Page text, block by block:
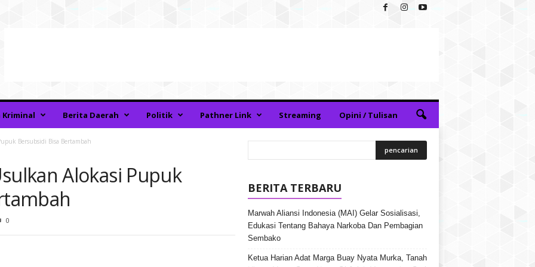
Kriminal Berita Daerah Politik Pathner Link Streaming Opini / Tulisan
Bersubsidi Bisa Bertambah
Alokasi Pupuk
0
BERITA TERBARU
Marwah Aliansi Indonesia (MAI) Gelar Sosialisasi,
Edukasi Tentang Bahaya Narkoba Dan Pembagian
Sembako
Ketua Harian Adat Marga Buay Nyata Murka, Tanah